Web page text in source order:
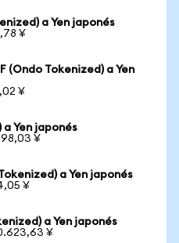
a Yen japonés
¥
(Ondo Tokenized) a Yen
¥
Yen japonés
¥
a Yen japonés
¥
a Yen japonés
¥